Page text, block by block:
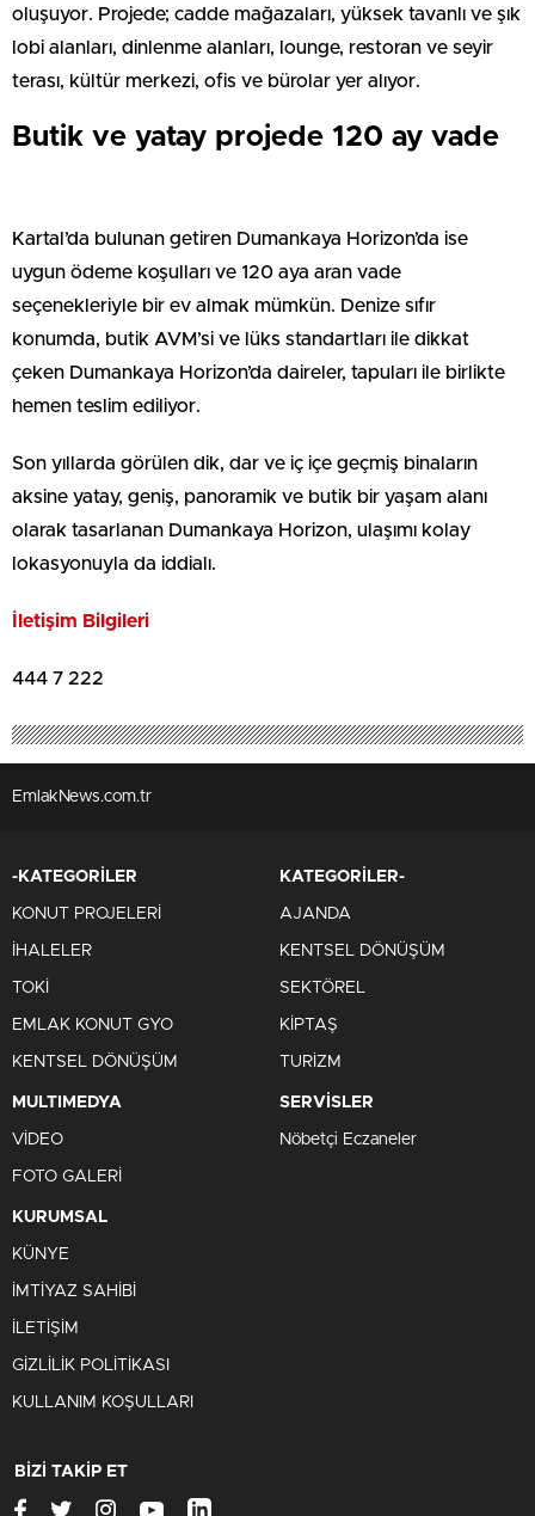
oluşuyor. Projede; cadde mağazaları, yüksek tavanlı ve şık
lobi alanları, dinlenme alanları, lounge, restoran ve seyir
terası, kültür merkezi, ofis ve bürolar yer alıyor.
Butik ve yatay projede 120 ay vade
Kartal’da bulunan getiren Dumankaya Horizon’da ise
uygun ödeme koşulları ve 120 aya aran vade
seçenekleriyle bir ev almak mümkün. Denize sıfır
konumda, butik AVM’si ve lüks standartları ile dikkat
çeken Dumankaya Horizon’da daireler, tapuları ile birlikte
hemen teslim ediliyor.
Son yıllarda görülen dik, dar ve iç içe geçmiş binaların
aksine yatay, geniş, panoramik ve butik bir yaşam alanı
olarak tasarlanan Dumankaya Horizon, ulaşımı kolay
lokasyonuyla da iddialı.
İletişim Bilgileri
444 7 222
EmlakNews.com.tr
-KATEGORİLER
KONUT PROJELERİ
İHALELER
TOKİ
EMLAK KONUT GYO
KENTSEL DÖNÜŞÜM
KATEGORİLER-
AJANDA
KENTSEL DÖNÜŞÜM
SEKTÖREL
KİPTAŞ
TURİZM
MULTIMEDYA
VİDEO
FOTO GALERİ
SERVİSLER
Nöbetçi Eczaneler
KURUMSAL
KÜNYE
İMTİYAZ SAHİBİ
İLETİŞİM
GİZLİLİK POLİTİKASI
KULLANIM KOŞULLARI
BİZİ TAKİP ET